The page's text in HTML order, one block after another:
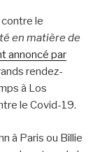
le
en matière de
annoncé par
rendez-
à Los
le Covid-19.
à Paris ou Billie